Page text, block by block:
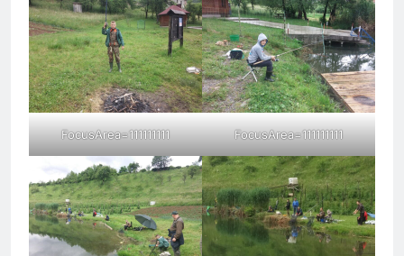
FocusArea=111111111 FocusArea=111111111